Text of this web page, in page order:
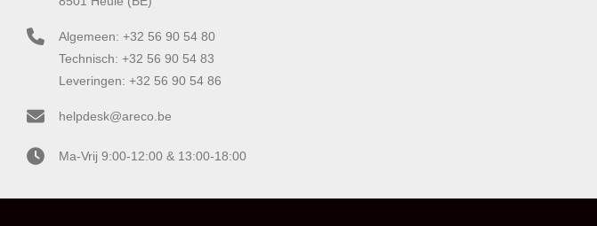
Algemeen: +32 56 90 54 80
Technisch: +32 56 90 54 83
Leveringen: +32 56 90 54 86
helpdesk@areco.be
Ma-Vrij 9:00-12:00 & 13:00-18:00